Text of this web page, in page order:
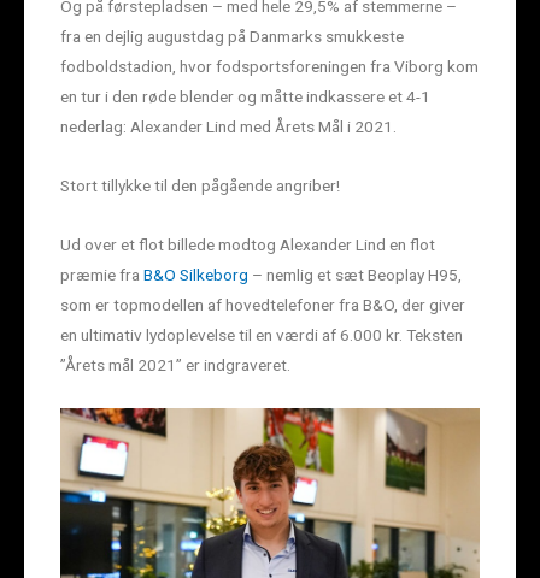
Og på førstepladsen – med hele 29,5% af stemmerne –
fra en dejlig augustdag på Danmarks smukkeste
fodboldstadion, hvor fodsportsforeningen fra Viborg kom
en tur i den røde blender og måtte indkassere et 4-1
nederlag: Alexander Lind med Årets Mål i 2021.
Stort tillykke til den pågående angriber!
Ud over et flot billede modtog Alexander Lind en flot
præmie fra B&O Silkeborg – nemlig et sæt Beoplay H95,
som er topmodellen af hovedtelefoner fra B&O, der giver
en ultimativ lydoplevelse til en værdi af 6.000 kr. Teksten
”Årets mål 2021” er indgraveret.